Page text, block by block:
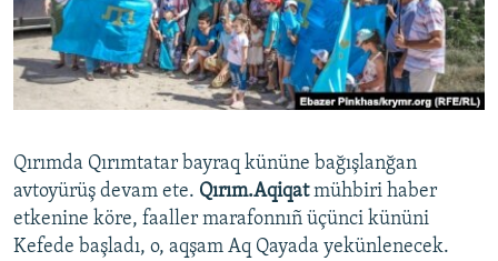
Русский
Українською
RFE/RS bütün saytları
Qırımda Qırımtatar bayraq kününe bağışlanğan
avtoyürüş devam ete. Qırım.Aqiqatmühbiri haber
etkenine köre, faaller marafonnıñ üçünci kününi
Kefede başladı, o, aqşam Aq Qayada yekünlenecek.